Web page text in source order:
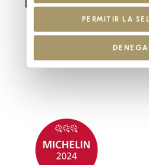
PERMITIR LA